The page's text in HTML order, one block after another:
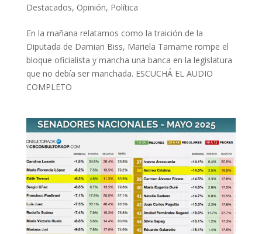
Destacados, Opinión, Política
En la mañana relatamos como la traición de la
Diputada de Damian Biss, Mariela Tamame rompe el
bloque oficialista y mancha una banca en la legislatura
que no debía ser manchada. ESCUCHÁ EL AUDIO
COMPLETO